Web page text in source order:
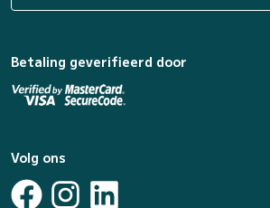
Betaling geverifieerd door
Volg ons